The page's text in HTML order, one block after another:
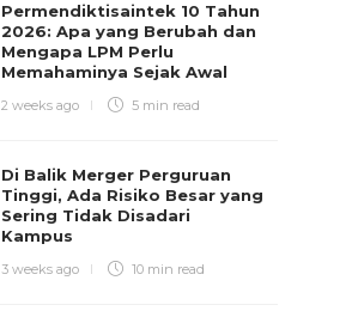
Permendiktisaintek 10 Tahun
2026: Apa yang Berubah dan
Mengapa LPM Perlu
Memahaminya Sejak Awal
2 weeks ago 5 min read
Di Balik Merger Perguruan
Tinggi, Ada Risiko Besar yang
Sering Tidak Disadari
Kampus
3 weeks ago 10 min read